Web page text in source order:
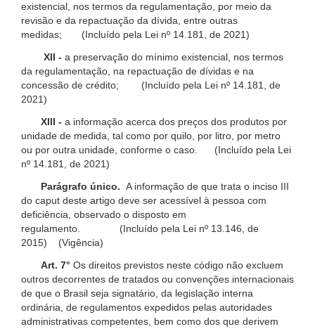
existencial, nos termos da regulamentação, por meio da
revisão e da repactuação da dívida, entre outras
medidas; (Incluído pela Lei nº 14.181, de 2021)
XII - a preservação do mínimo existencial, nos termos
da regulamentação, na repactuação de dívidas e na
concessão de crédito; (Incluído pela Lei nº 14.181, de
2021)
XIII - a informação acerca dos preços dos produtos por
unidade de medida, tal como por quilo, por litro, por metro
ou por outra unidade, conforme o caso. (Incluído pela Lei
nº 14.181, de 2021)
Parágrafo único. A informação de que trata o inciso III
do caput deste artigo deve ser acessível à pessoa com
deficiência, observado o disposto em
regulamento. (Incluído pela Lei nº 13.146, de
2015) (Vigência)
Art. 7° Os direitos previstos neste código não excluem
outros decorrentes de tratados ou convenções internacionais
de que o Brasil seja signatário, da legislação interna
ordinária, de regulamentos expedidos pelas autoridades
administrativas competentes, bem como dos que derivem